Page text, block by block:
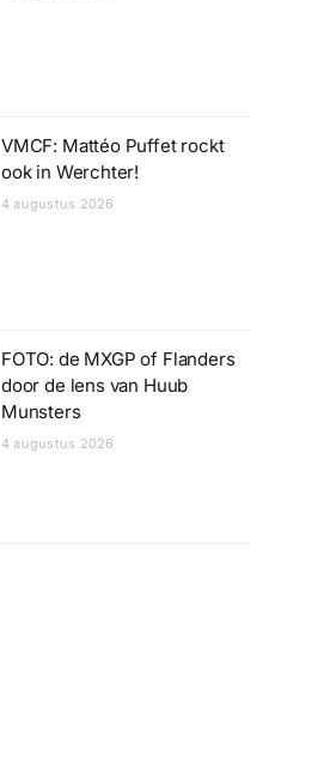
VMCF: Mattéo Puffet rockt
ook in Werchter!
4 augustus 2026
FOTO: de MXGP of Flanders
door de lens van Huub
Munsters
4 augustus 2026